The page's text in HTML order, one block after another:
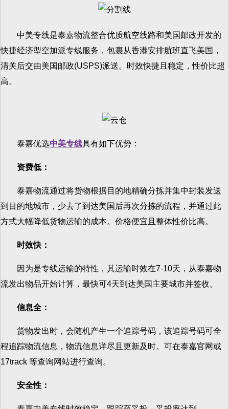
中美专线是泰嘉物流整合优质航空线路和美国邮政开发的
快捷经济型空加派专线服务，包裹从香港安排航班直飞美国，
清关后交由美国邮政(USPS)派送。时效快捷且稳定，性价比超
高。
泰嘉优选中美专线具有如下优势：
资费低：
泰嘉物流通过将货物根据目的地精确分拣并集中封装发送
到目的地城市，少去了到达美国后再次分拣的流程，并通过此
方式大幅降低货物运输的成本。价格便宜且整体性价比高。
时效快：
因为是专线运输的特性，其运输时效在7-10天，从泰嘉物
流发出物品开始计算，最快可4天到达美国主要城市并签收。
信息全：
货物发出时，会随机产生一个追踪号码，该追踪号码可全
程追踪物流信息，物流信息详尽且更新及时。可在泰嘉官网或
17track 等查询网站进行查询。
安全性：